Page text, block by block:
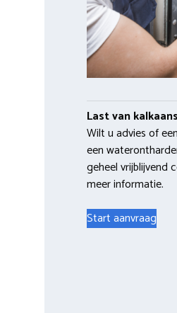
Last van
Wilt u advies of
een
geheel vrijblijvend
meer informatie.
Start aanvraag